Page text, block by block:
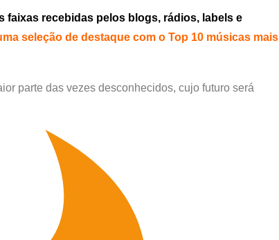
recebidas pelos blogs, rádios, labels e
seleção de destaque com o Top 10 músicas mais
parte das vezes desconhecidos, cujo futuro será